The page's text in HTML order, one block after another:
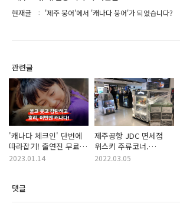
현재글 '제주 붕어'에서 '캐나다 붕어'가 되었습니다?
관련글
'캐나다 체크인' 단번에
따라잡기! 출연진 무료
재방송 정보 시청률
2023.01.14
제주공항 JDC 면세점
위스키 주류코너.
선택권이 점점
2022.03.05
댓글